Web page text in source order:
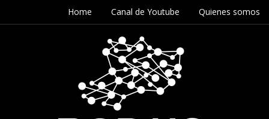
Home Canal de Youtube Quienes somos